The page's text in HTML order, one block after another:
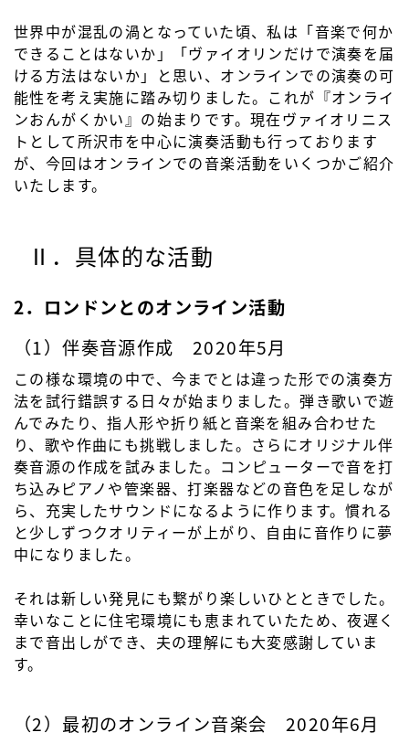
世界中が混乱の渦となっていた頃、私は「音楽で何か
できることはないか」「ヴァイオリンだけで演奏を届
ける方法はないか」と思い、オンラインでの演奏の可
能性を考え実施に踏み切りました。これが『オンライ
ンおんがくかい』の始まりです。現在ヴァイオリニス
トとして所沢市を中心に演奏活動も行っております
が、今回はオンラインでの音楽活動をいくつかご紹介
いたします。
Ⅱ．具体的な活動
2．ロンドンとのオンライン活動
（1）伴奏音源作成 2020年5月
この様な環境の中で、今までとは違った形での演奏方
法を試行錯誤する日々が始まりました。弾き歌いで遊
んでみたり、指人形や折り紙と音楽を組み合わせた
り、歌や作曲にも挑戦しました。さらにオリジナル伴
奏音源の作成を試みました。コンピューターで音を打
ち込みピアノや管楽器、打楽器などの音色を足しなが
ら、充実したサウンドになるように作ります。慣れる
と少しずつクオリティーが上がり、自由に音作りに夢
中になりました。
それは新しい発見にも繋がり楽しいひとときでした。
幸いなことに住宅環境にも恵まれていたため、夜遅く
まで音出しができ、夫の理解にも大変感謝していま
す。
（2）最初のオンライン音楽会 2020年6月